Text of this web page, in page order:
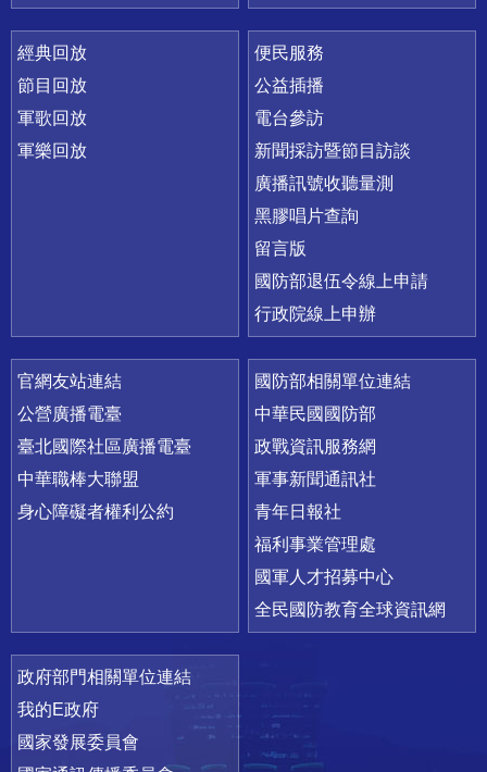
經典回放
節目回放
軍歌回放
軍樂回放
便民服務
公益插播
電台參訪
新聞採訪暨節目訪談
廣播訊號收聽量測
黑膠唱片查詢
留言版
國防部退伍令線上申請
行政院線上申辦
官網友站連結
公營廣播電臺
臺北國際社區廣播電臺
中華職棒大聯盟
身心障礙者權利公約
國防部相關單位連結
中華民國國防部
政戰資訊服務網
軍事新聞通訊社
青年日報社
福利事業管理處
國軍人才招募中心
全民國防教育全球資訊網
政府部門相關單位連結
我的E政府
國家發展委員會